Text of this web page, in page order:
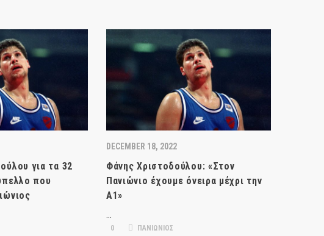
για τα 32
που
DECEMBER 18, 2022
Φάνης Χριστοδούλου: «Στον
Πανιώνιο έχουμε όνειρα μέχρι την
Α1»
…
0 ΠΑΝΙΩΝΙΟΣ